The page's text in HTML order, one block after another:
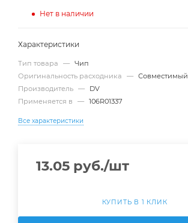
Нет в наличии
Характеристики
Тип товара — Чип
Оригинальность расходника
— Совместимый
Производитель —
DV
Применяется в
— 106R01337
Все характеристики
13.05 руб./шт
КУПИТЬ В 1 КЛИК